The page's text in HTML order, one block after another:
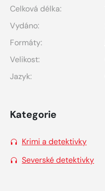
Celková délka:
Vydáno:
Formáty:
Velikost:
Jazyk:
Kategorie
Krimi a detektivky
Severské detektivky